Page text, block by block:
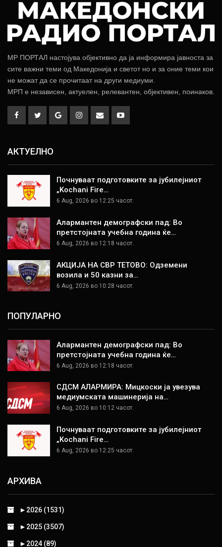
МР ПОРТАЛ настојува објективно да ја информира јавноста за
сите важни теми од Македонија и светот но и за оние теми кои
не можат да се прочитаат на други медиуми.
МРП е независен, актуелен, релевантен, објективен, поинаков.
АКТУЕЛНО
Почнуваат подготовките за јубилејниот
„Kochani Fire…
6 Aug, 2026 во 12:25 часот.
Алармантен демографски пад: Во
претстојната учебна година ќе…
6 Aug, 2026 во 12:18 часот.
АКЦИЈА НА СВР ТЕТОВО: Одземени
возила и 50 казни за…
6 Aug, 2026 во 10:28 часот.
ПОПУЛАРНО
Алармантен демографски пад: Во
претстојната учебна година ќе…
6 Aug, 2026 во 12:18 часот.
СДСМ АЛАРМИРА: Мицкоски ја увезува
медиумската машинерија на…
6 Aug, 2026 во 10:12 часот.
Почнуваат подготовките за јубилејниот
„Kochani Fire…
6 Aug, 2026 во 12:25 часот.
АРХИВА
► 2026 (1531)
► 2025 (3507)
► 2024 (89)